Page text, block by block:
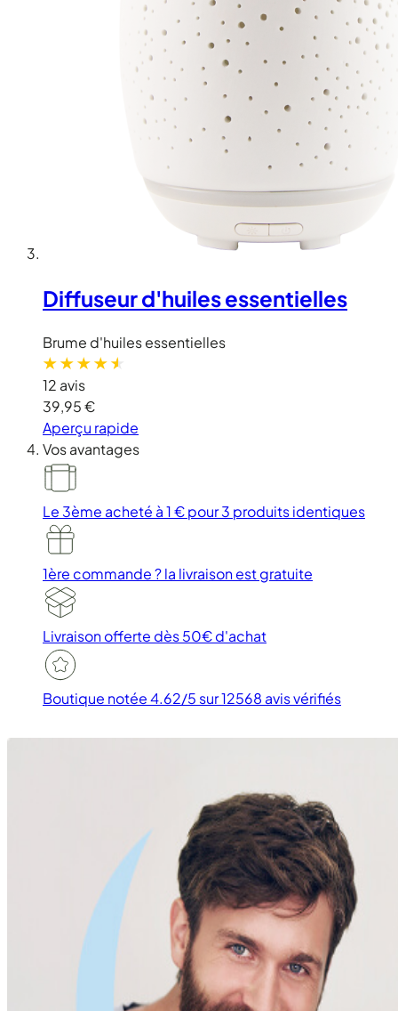
Diffuseur d'huiles essentielles
Brume d'huiles essentielles
12 avis
39,95 €
Aperçu rapide
Vos avantages
Le 3ème acheté à 1 €pour 3 produits identiques
1ère commande ?la livraison est gratuite
Livraison offerte dès 50€ d'achat
Boutique notée 4.62/5 sur 12568 avis vérifiés